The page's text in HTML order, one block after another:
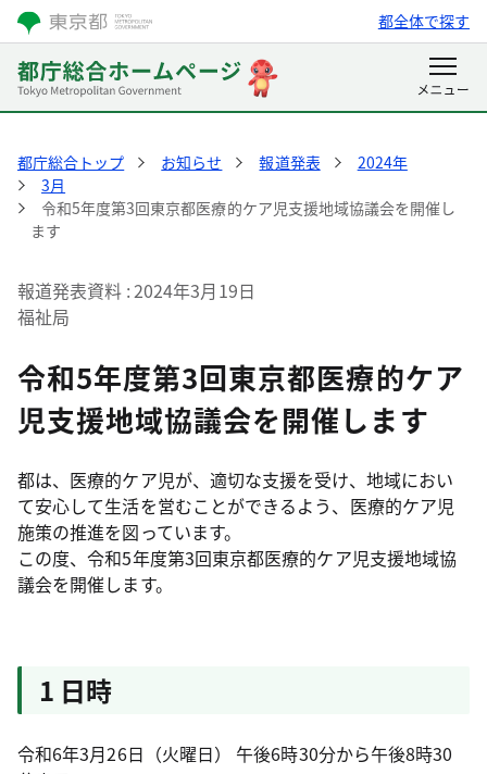
都全体で探す
都庁総合トップ お知らせ 報道発表
2024年
3月
令和5年度第3回東京都医療的ケア児支援地域協議会を開催し
ます
報道発表資料 2024年3月19日
福祉局
令和5年度第3回東京都医療的ケア
児支援地域協議会を開催します
都は、医療的ケア児が、適切な支援を受け、地域におい
て安心して生活を営むことができるよう、医療的ケア児
施策の推進を図っています。
この度、令和5年度第3回東京都医療的ケア児支援地域協
議会を開催します。
1 日時
令和6年3月26日（火曜日） 午後6時30分から午後8時30